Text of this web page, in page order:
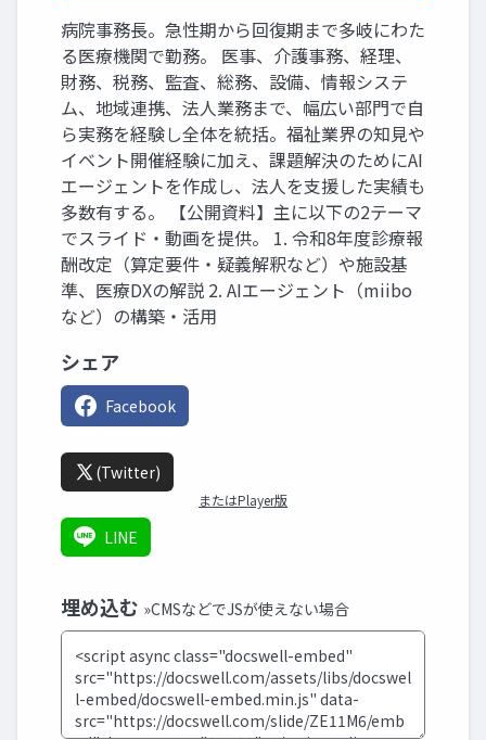
病院事務長。急性期から回復期まで多岐にわた
る医療機関で勤務。 医事、介護事務、経理、
財務、税務、監査、総務、設備、情報システ
ム、地域連携、法人業務まで、幅広い部門で自
ら実務を経験し全体を統括。福祉業界の知見や
イベント開催経験に加え、課題解決のためにAI
エージェントを作成し、法人を支援した実績も
多数有する。 【公開資料】主に以下の2テーマ
でスライド・動画を提供。 1. 令和8年度診療報
酬改定（算定要件・疑義解釈など）や施設基
準、医療DXの解説 2. AIエージェント（miibo
など）の構築・活用
シェア
Facebook
(Twitter)
またはPlayer版
LINE
埋め込む »CMSなどでJSが使えない場合